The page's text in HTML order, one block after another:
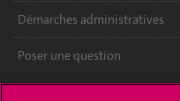
Démarches administratives
Poser une question